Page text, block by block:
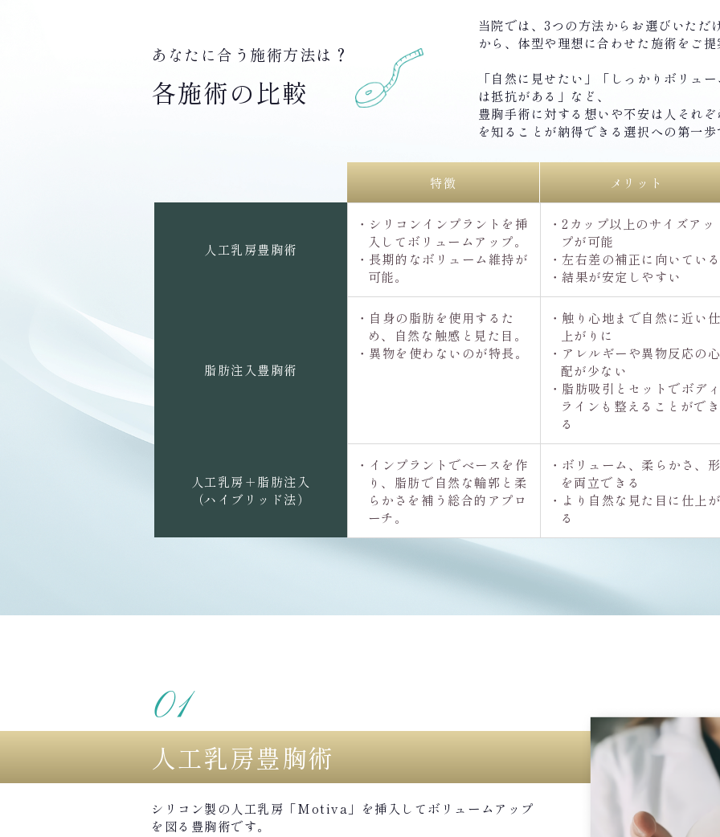
あなたに合う施術方法は？
各施術の比較
当院では、3つの方法からお選びいた
から、体型や理想に合わせた施術をご
「自然に見せたい」「しっかりボリュ
は抵抗がある」など、
豊胸手術に対する想いや不安は人それ
を知ることが納得できる選択への第一
特徴 メリット
人工乳房豊胸術
・シリコンインプラントを挿
入してボリュームアップ。
・長期的なボリューム維持が
可能。
・2カップ以上のサイズアッ
プが可能
・左右差の補正に向いてい
・結果が安定しやすい
脂肪注入豊胸術
・自身の脂肪を使用するた
め、自然な触感と見た目。
・異物を使わないのが特長。
・触り心地まで自然に近い
上がりに
・アレルギーや異物反応の
配が少ない
・脂肪吸引とセットでボデ
ラインも整えることができ
る
人工乳房＋脂肪注入
（ハイブリッド法）
・インプラントでベースを作
り、脂肪で自然な輪郭と柔
らかさを補う総合的アプロ
ーチ。
・ボリューム、柔らかさ、
を両立できる
・より自然な見た目に仕上
る
人工乳房豊胸術
シリコン製の人工乳房「Motiva」を挿入してボリュームアップ
を図る豊胸術です。